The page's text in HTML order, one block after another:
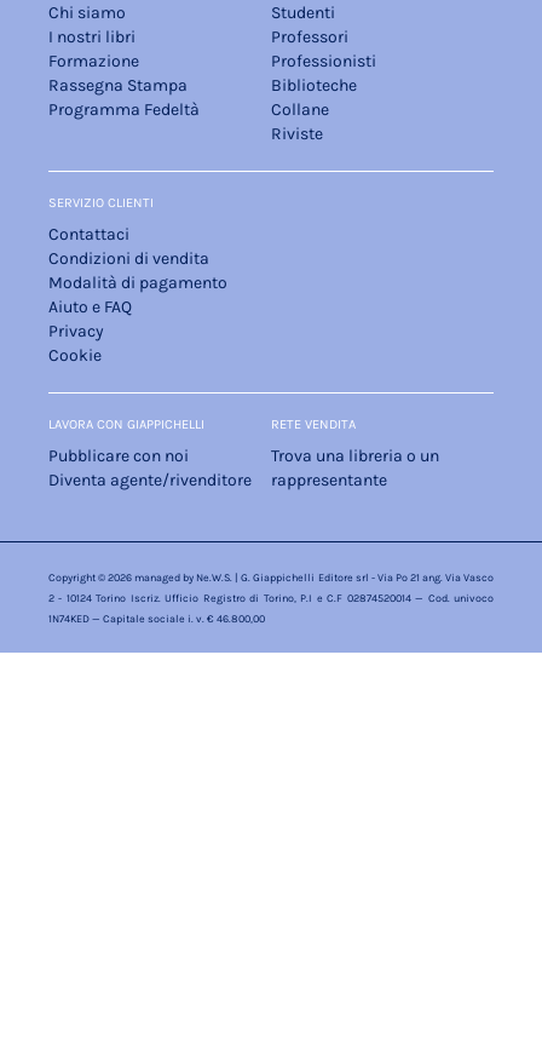
Chi siamo
I nostri libri
Formazione
Rassegna Stampa
Programma Fedeltà
Studenti
Professori
Professionisti
Biblioteche
Collane
Riviste
SERVIZIO CLIENTI
Contattaci
Condizioni di vendita
Modalità di pagamento
Aiuto e FAQ
Privacy
Cookie
LAVORA CON GIAPPICHELLI
Pubblicare con noi
Diventa agente/rivenditore
RETE VENDITA
Trova una libreria o un
rappresentante
Copyright © 2026 managed by Ne.W.S. | G. Giappichelli Editore srl - Via Po 21 ang. Via Vasco
2 - 10124 Torino Iscriz. Ufficio Registro di Torino, P.I e C.F 02874520014 — Cod. univoco
1N74KED — Capitale sociale i. v. € 46.800,00